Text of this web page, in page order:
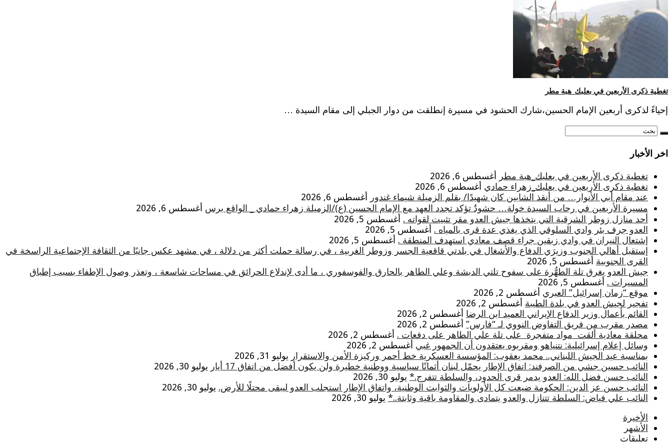
تغطية ذكرى الأربعين في بعلبك_هبة مطر
إحياءً لذكرى أربعين الإمام الحسين،شارك الحشود في مسيرة إنطلقت من دوار الجبلي إلى مقام السيدة …
اخر الأخبار
تغطية ذكرى الأربعين في بعلبك_هبة مطر أغسطس 6, 2026
تغطية ذكرى الأربعين في بعلبك_زهراء حمادي أغسطس 6, 2026
عند مقام أبي الأنوار… من أنقذ الشابين كان شهيدًا/ بقلم الزميلة شيماء غندور أغسطس 6, 2026
مسيرة الأربعين في رحاب السيدة خولة… حشودٌ تؤكد تجدد العهد مع الإمام الحسين (ع)/الزميلة زهراء حمادي _ الواقع برس أغسطس 6, 2026
أحد منازل زوطر الشرقية التي يتخذها جيش العدو مقر تثبيت لقواته . أغسطس 5, 2026
العدو جرف بئر وادي السلوقي الذي يغذي عدة قرى بالمياه . أغسطس 5, 2026
إشتعال النيران في وادي زبقين جراء قصف معادي استهدف المنطقة . أغسطس 5, 2026
إستقبل أهالي الجنوب وزيرَي الدفاع والأشغال في بلدتي قاقعية الجسر وزوطر الغربية ، في رسالة حملت أكثر من دلالة ، في مشهد عكس جانبًا من الثقافة الإجتماعية الراسخة في
القرى الجنوبية أغسطس 5, 2026
جيش العدو يغرق تلة الطهُّرة على سفوح تلتي الدبشة وعلي الطاهر بالحارق والفوسفوري ، ما أدى لإندلاع الحرائق في مساحات شاسعة ، وتعذر وصول الإطفاء بسبب إطباق
المسيرات . أغسطس 5, 2026
موقع “زمان إسرائيل” العبري أغسطس 2, 2026
تفجير لجيش العدو في بلدة الطيبة أغسطس 2, 2026
القائم بأعمال وزير الدفاع الإيراني العميد ابن الرضا أغسطس 2, 2026
مصدر مقرب من فريق التفاوض النووي لـ “فارس” أغسطس 2, 2026
محلقة معادية ألقت مواد متفجرة على تلة علي الطاهر على دفعات . أغسطس 2, 2026
وسائل إعلام إسرائيلية: نتنياهو ومقربوه يعتقدون أن الجمهور غبي أغسطس 2, 2026
بمناسبة عيد الجيش اللبناني.. محمد يعقوب: المؤسسة العسكرية خط أحمر وركيزة الأمن والاستقرار يوليو 31, 2026
النائب حسين جشي من الصرفند: اتفاق الإطار يحمّل لبنان أثمانًا سياسية ووطنية خطيرة ولن يكون أفضل من اتفاق 17 أيار
يوليو 30, 2026
النائب حسن فضل الله: العدو يدمر قرى الحدود، والسلطة تتفرج.* يوليو 30, 2026
النائب حسن عز الدين: الحكومة ضيعت كل الأولويات والثوابت الوطنية، واتفاق الإطار استجلب العدو ليبقى محتلًا للأرض. يوليو 30, 2026
النائب علي فياض: السلطة تتنازل والعدو يتمادى والمقاومة باقية وثابتة..* يوليو 30, 2026
الأخيرة
الأشهر
تعليقات